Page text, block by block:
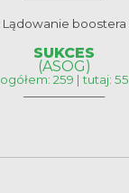
Lądowanie boostera
SUKCES
(ASOG)
ogółem: 259 | tutaj: 55